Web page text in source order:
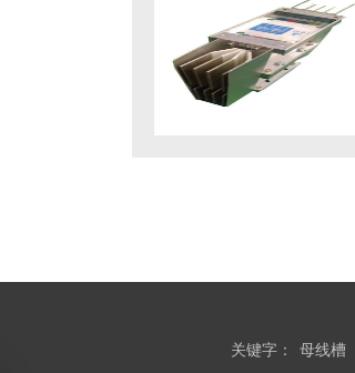
关键字： 母线槽